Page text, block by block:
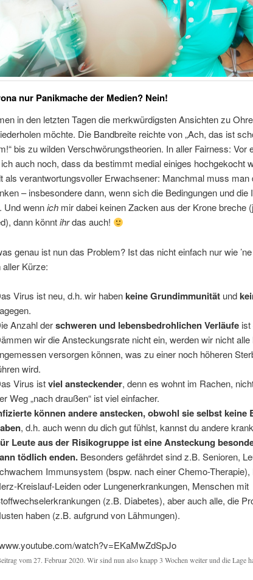
nur Panikmache der Medien? Nein!
in den letzten Tagen die merkwürdigsten Ansichten zu
möchte. Die Bandbreite reichte von „Ach, das ist
bis zu wilden Verschwörungstheorien. In aller Fairness: Vor
auch noch, dass da bestimmt medial einiges hochgekocht
als verantwortungsvoller Erwachsener: Manchmal muss man
– insbesondere dann, wenn sich die Bedingungen und die
Und wennich mir dabei keinen Zacken aus der Krone breche
dann könntihrdas auch!
genau ist nun das Problem? Ist das nicht einfach nur wie
aller Kürze:
Virus ist neu, d.h. wir habenkeine Grundimmunität und
Anzahl derschweren und lebensbedrohlichen Verläufe ist
wir die Ansteckungsrate nicht ein, werden wir nicht alle
versorgen können, was zu einer noch höheren
wird.
Virus istviel ansteckender, denn es wohnt im Rachen,
Weg „nach draußen“ ist viel einfacher.
können andere anstecken, obwohl sie selbst keine
, d.h. auch wenn du dich gut fühlst, kannst du andere
Leute aus der Risikogruppe ist eine Ansteckung
tödlich enden. Besonders gefährdet sind z.B. Senioren,
Immunsystem (bspw. nach einer Chemo-Therapie),
Kreislauf-Leiden oder Lungenerkrankungen, Menschen mit
(z.B. Diabetes), aber auch alle, die
haben (z.B. aufgrund von Lähmungen).
watch?v=EKaMwZdSpJo
vom 27. Februar 2020. Wir sind nun also knapp 3 Wochen weiter und die Lage